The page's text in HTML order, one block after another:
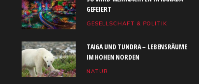
GEFEIERT
GESELLSCHAFT & POLITIK
TAIGA UND TUNDRA – LEBENSRÄUME
IM HOHEN NORDEN
NATUR